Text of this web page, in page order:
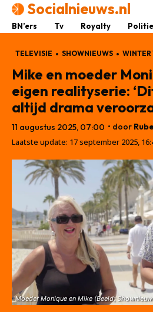
Socialnieuws.nl
BN’ers Tv Royalty
TELEVISIE SHOWNIEUWS WINTER
Mike en moeder
eigen realityserie:
altijd drama
11 augustus 2025, 07:00 • door
Laatste update: 17 september 2025,
Moeder Monique en Mike (Beeld;